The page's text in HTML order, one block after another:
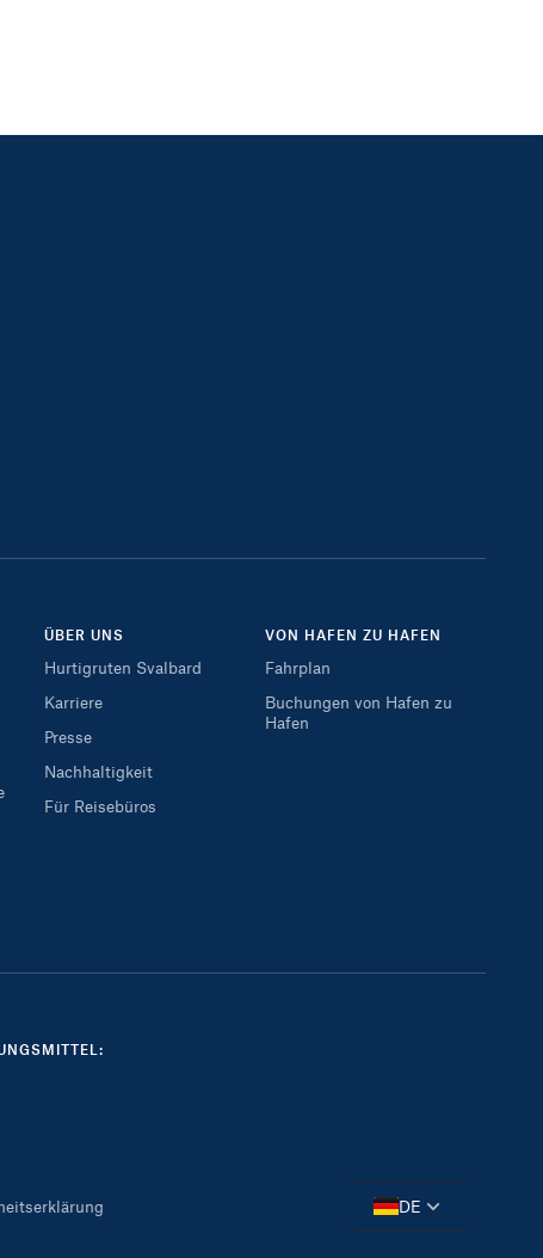
ÜBER UNS
Hurtigruten Svalbard
Karriere
Presse
Nachhaltigkeit
Für Reisebüros
VON HAFEN ZU HAFEN
Fahrplan
Buchungen von Hafen zu
Hafen
DE